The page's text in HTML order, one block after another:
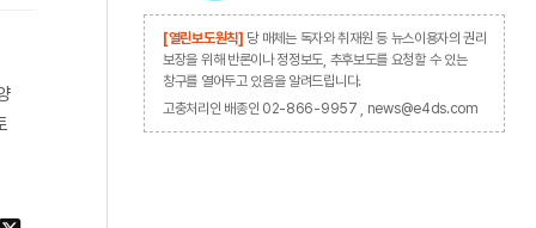
[열린보도원칙] 당 매체는 독자와 취재원 등 뉴스이용자의 권리
보장을 위해 반론이나 정정보도, 추후보도를 요청할 수 있는
창구를 열어두고 있음을 알려드립니다.
고충처리인 배종인 02-866-9957 , news@e4ds.com